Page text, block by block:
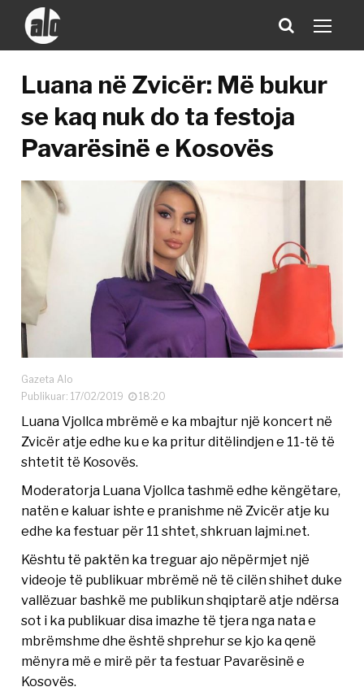
Luana në Zvicër: Më bukur
se kaq nuk do ta festoja
Pavarësinë e Kosovës
Gazeta Alo
Publikuar: 17/02/2019
18:20
Luana Vjollca mbrëmë e ka mbajtur një koncert në
Zvicër atje edhe ku e ka pritur ditëlindjen e 11-të të
shtetit të Kosovës.
Moderatorja Luana Vjollca tashmë edhe këngëtare,
natën e kaluar ishte e pranishme në Zvicër atje ku
edhe ka festuar për 11 shtet, shkruan lajmi.net.
Kështu të paktën ka treguar ajo nëpërmjet një
videoje të publikuar mbrëmë në të cilën shihet duke
vallëzuar bashkë me publikun shqiptarë atje ndërsa
sot i ka publikuar disa imazhe të tjera nga nata e
mbrëmshme dhe është shprehur se kjo ka qenë
mënyra më e mirë për ta festuar Pavarësinë e
Kosovës.